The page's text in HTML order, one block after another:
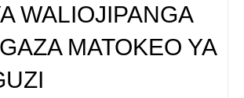
WALIOJIPANGA
MATOKEO YA